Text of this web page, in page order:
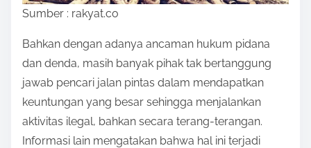
Sumber : rakyat.co
Bahkan dengan adanya ancaman hukum pidana
dan denda, masih banyak pihak tak bertanggung
jawab pencari jalan pintas dalam mendapatkan
keuntungan yang besar sehingga menjalankan
aktivitas ilegal, bahkan secara terang-terangan.
Informasi lain mengatakan bahwa hal ini terjadi